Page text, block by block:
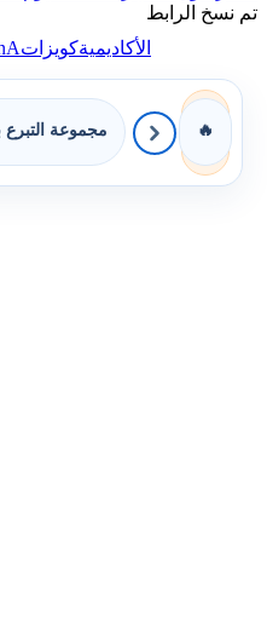
تم نسخ الرابط
الأكاديميةكويزات
🔥 مجموعة التبرع